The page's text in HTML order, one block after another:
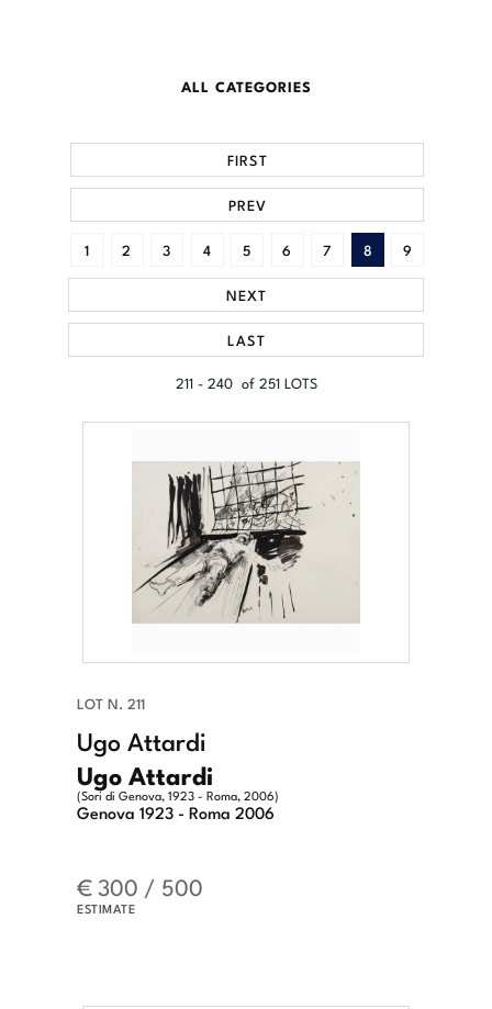
ALL CATEGORIES
211 - 240 of 251 LOTS
FIRST
PREV
1 2 3 4 5 6 7 8 9
NEXT
LAST
LOT N. 211
Ugo Attardi
(Sori di Genova, 1923 - Roma, 2006)
Ugo Attardi
Genova 1923 - Roma 2006
€ 300 / 500
ESTIMATE